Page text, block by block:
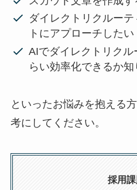
ダイレクトリクルー
トにアプローチしたい
AIでダイレクトリクル
らい効率化できるか知
といったお悩みを抱える
考にしてください。
採用